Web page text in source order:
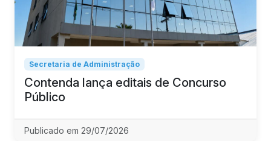
Secretaria de Administração
Contenda lança editais de Concurso
Público
Publicado em 29/07/2026